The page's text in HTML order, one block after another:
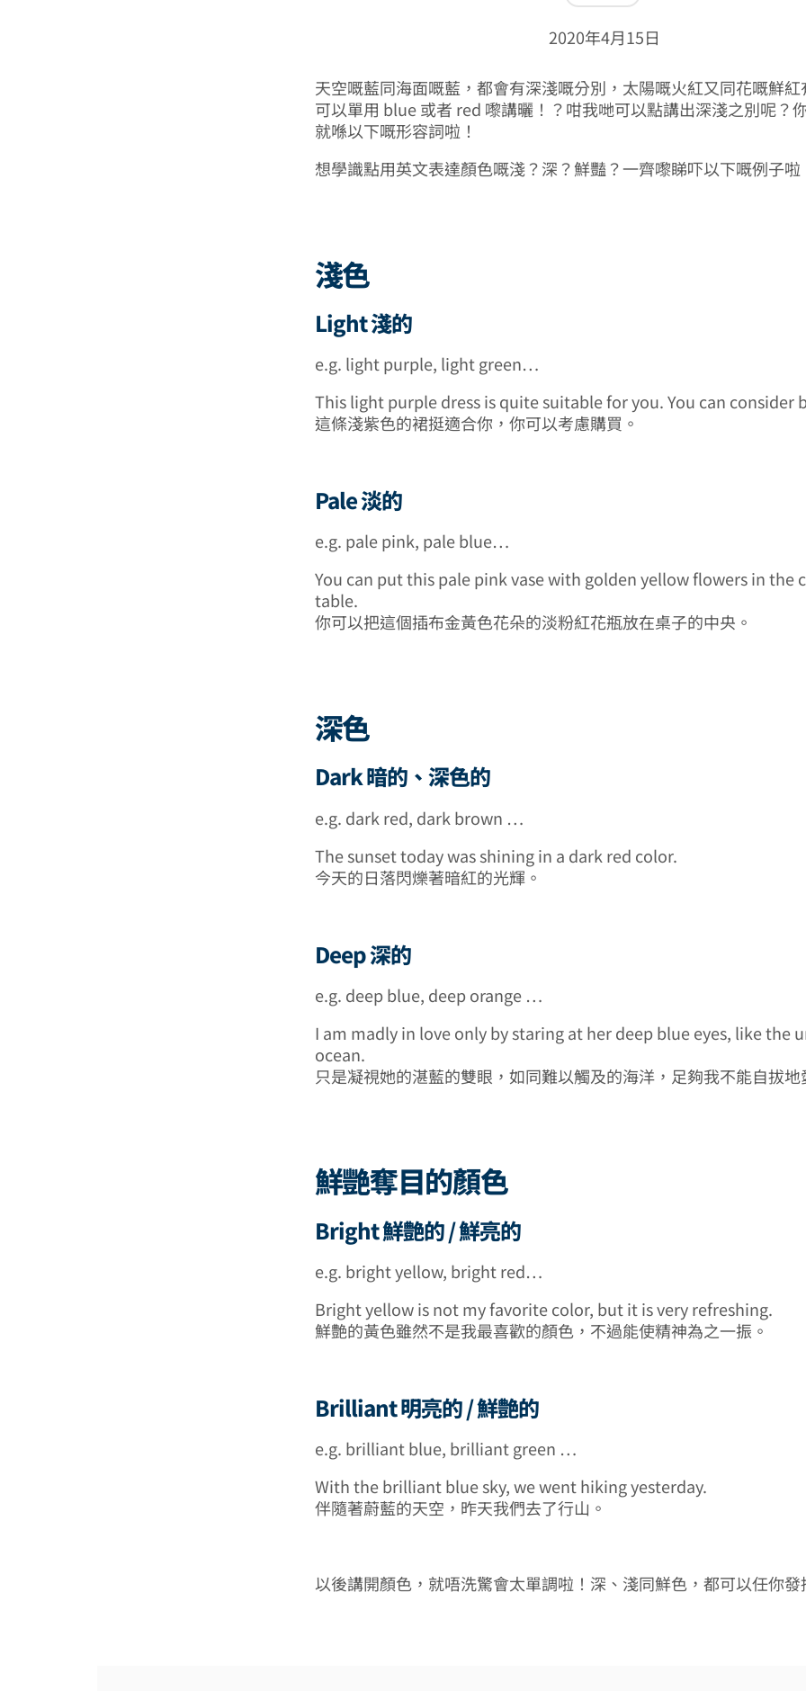
2020年4月15日
天空嘅藍同海面嘅藍，都會有深淺嘅分別，太陽嘅火紅又同花嘅鮮
可以單用 blue 或者 red 嚟講曬！？咁我哋可以點講出深淺之別呢？
就喺以下嘅形容詞啦！
想學識點用英文表達顏色嘅淺？深？鮮豔？一齊嚟睇吓以下嘅例子啦
淺色
Light 淺的
e.g. light purple, light green…
This light purple dress is quite suitable for you. You can consider
這條淺紫色的裙挺適合你，你可以考慮購買。
Pale 淡的
e.g. pale pink, pale blue…
You can put this pale pink vase with golden yellow flowers in the
table.
你可以把這個插布金黃色花朵的淡粉紅花瓶放在桌子的中央。
深色
Dark 暗的、深色的
e.g. dark red, dark brown …
The sunset today was shining in a dark red color.
今天的日落閃爍著暗紅的光輝。
Deep 深的
e.g. deep blue, deep orange …
I am madly in love only by staring at her deep blue eyes, like the
ocean.
只是凝視她的湛藍的雙眼，如同難以觸及的海洋，足夠我不能自拔地
鮮艷奪目的顏色
Bright 鮮艶的 / 鮮亮的
e.g. bright yellow, bright red…
Bright yellow is not my favorite color, but it is very refreshing.
鮮艶的黃色雖然不是我最喜歡的顏色，不過能使精神為之一振。
Brilliant 明亮的 / 鮮艶的
e.g. brilliant blue, brilliant green …
With the brilliant blue sky, we went hiking yesterday.
伴隨著蔚藍的天空，昨天我們去了行山。
以後講開顏色，就唔洗驚會太單調啦！深、淺同鮮色，都可以任你發